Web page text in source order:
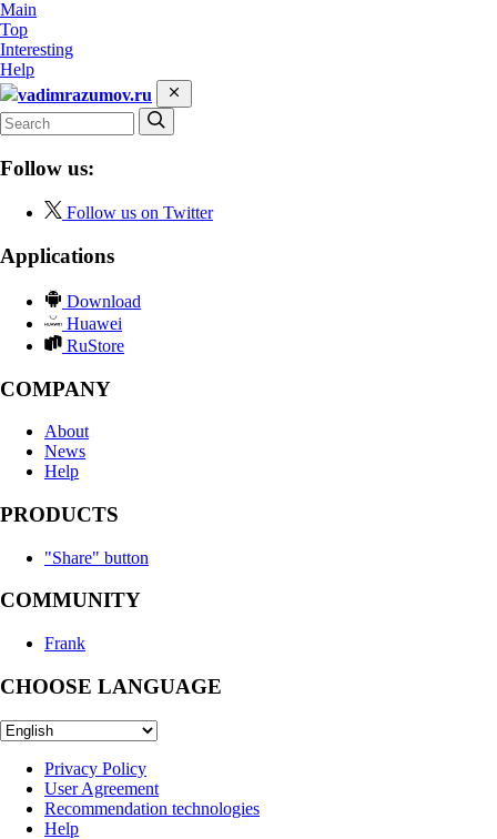
Main
Top
Interesting
Help
vadimrazumov.ru
Follow us:
Follow us on Twitter
Applications
Download
Huawei
RuStore
COMPANY
About
News
Help
PRODUCTS
"Share" button
COMMUNITY
Frank
CHOOSE LANGUAGE
Privacy Policy
User Agreement
Recommendation technologies
Help